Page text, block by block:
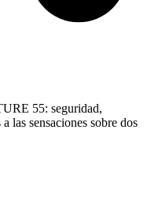
55: seguridad,
las sensaciones sobre dos